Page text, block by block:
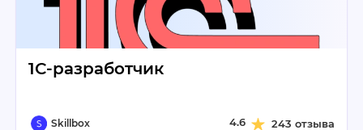
1С-разработчик
Skillbox 4.6 243 отзыва